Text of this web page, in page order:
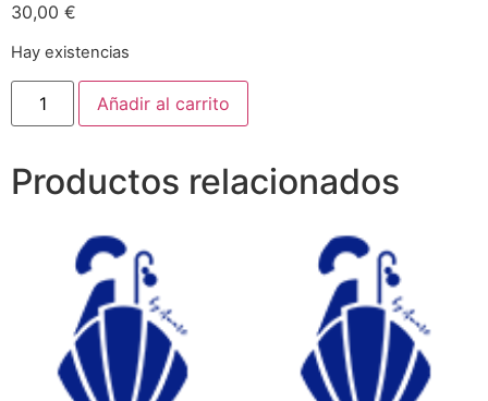
30,00 €
Hay existencias
Añadir al carrito
Productos relacionados